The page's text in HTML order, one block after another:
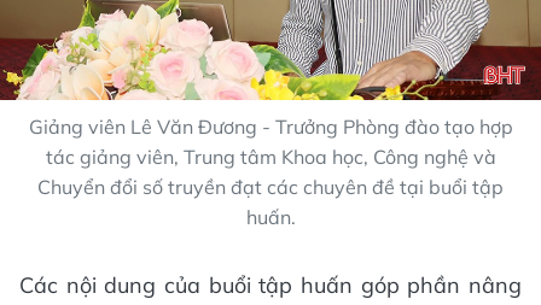
Giảng viên Lê Văn Đương - Trưởng Phòng đào tạo hợp
tác giảng viên, Trung tâm Khoa học, Công nghệ và
Chuyển đổi số truyền đạt các chuyên đề tại buổi tập
huấn.
Các nội dung của buổi tập huấn góp phần nâng